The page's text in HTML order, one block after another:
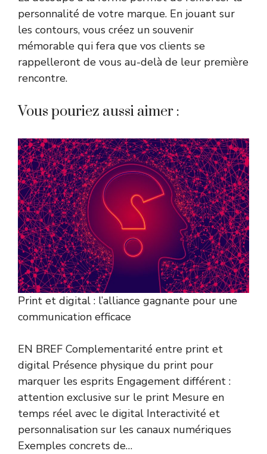
personnalité de votre marque. En jouant sur
les contours, vous créez un souvenir
mémorable qui fera que vos clients se
rappelleront de vous au-delà de leur première
rencontre.
Vous pouriez aussi aimer :
Print et digital : l’alliance gagnante pour une
communication efficace
EN BREF Complementarité entre print et
digital Présence physique du print pour
marquer les esprits Engagement différent :
attention exclusive sur le print Mesure en
temps réel avec le digital Interactivité et
personnalisation sur les canaux numériques
Exemples concrets de…